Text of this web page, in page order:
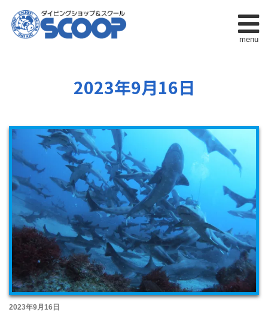
menu
2023年9月16日
2023年9月16日